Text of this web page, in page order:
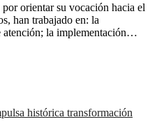
orientar su vocación hacia el
han trabajado en: la
atención; la implementación…
histórica transformación